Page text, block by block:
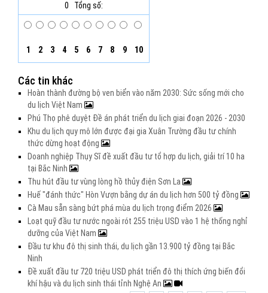
0
Tổng số:
1 2 3 4 5 6 7 8 9 10
Các tin khác
Hoàn thành đường bộ ven biển vào năm 2030: Sức sống mới cho
du lịch Việt Nam
Phú Thọ phê duyệt Đề án phát triển du lịch giai đoạn 2026 - 2030
Khu du lịch quy mô lớn được đại gia Xuân Trường đầu tư chính
thức dừng hoạt động
Doanh nghiệp Thụy Sĩ đề xuất đầu tư tổ hợp du lịch, giải trí 10 ha
tại Bắc Ninh
Thu hút đầu tư vùng lòng hồ thủy điện Sơn La
Huế "đánh thức" Hòn Vượn bằng dự án du lịch hơn 500 tỷ đồng
Cà Mau sẵn sàng bứt phá mùa du lịch trọng điểm 2026
Loạt quỹ đầu tư nước ngoài rót 255 triệu USD vào 1 hệ thống nghỉ
dưỡng của Việt Nam
Đầu tư khu đô thị sinh thái, du lịch gần 13.900 tỷ đồng tại Bắc
Ninh
Đề xuất đầu tư 720 triệu USD phát triển đô thị thích ứng biến đổi
khí hậu và du lịch sinh thái tỉnh Nghệ An